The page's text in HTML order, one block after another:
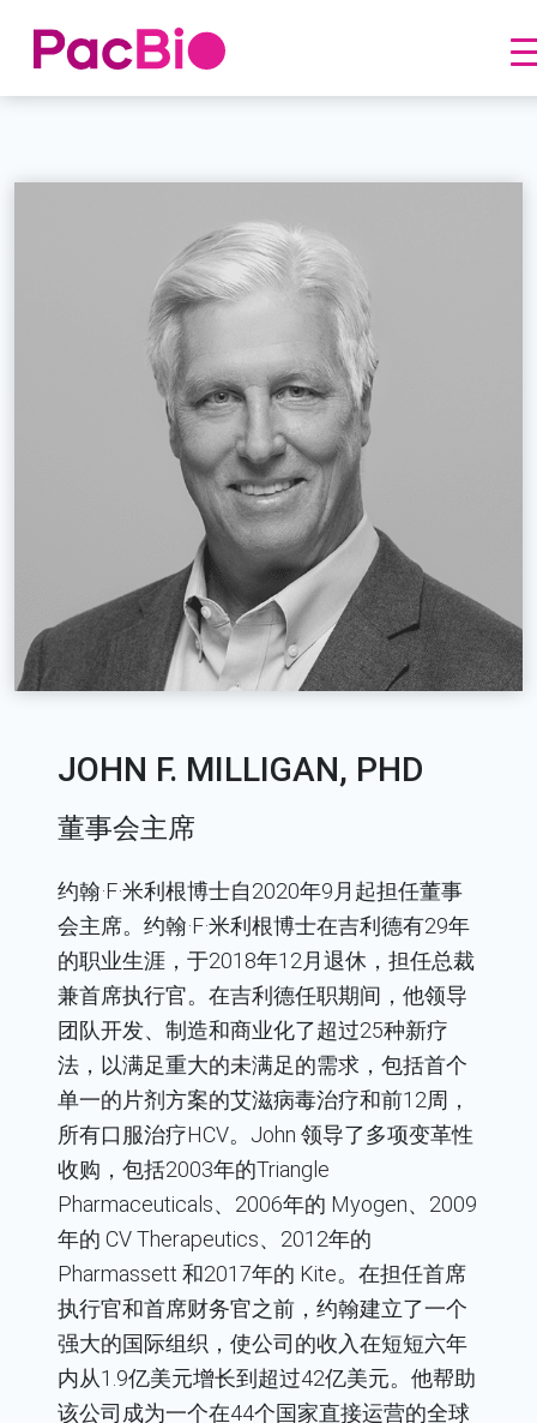
内
JOHN F. MILLIGAN, PHD
董事会主席
约翰·F·米利根博士自2020年9月起担任董事
会主席。约翰·F·米利根博士在吉利德有29年
的职业生涯，于2018年12月退休，担任总裁
兼首席执行官。在吉利德任职期间，他领导
团队开发、制造和商业化了超过25种新疗
法，以满足重大的未满足的需求，包括首个
单一的片剂方案的艾滋病毒治疗和前12周，
所有口服治疗HCV。John 领导了多项变革性
收购，包括2003年的Triangle
Pharmaceuticals、2006年的 Myogen、2009
年的 CV Therapeutics、2012年的
Pharmassett 和2017年的 Kite。在担任首席
执行官和首席财务官之前，约翰建立了一个
强大的国际组织，使公司的收入在短短六年
内从1.9亿美元增长到超过42亿美元。他帮助
该公司成为一个在44个国家直接运营的全球